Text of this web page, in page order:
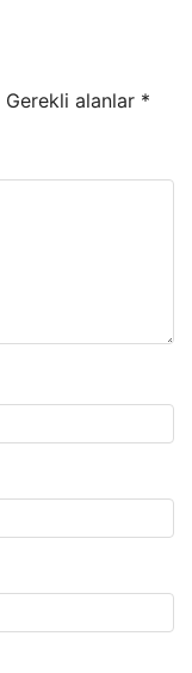
Gerekli alanlar *